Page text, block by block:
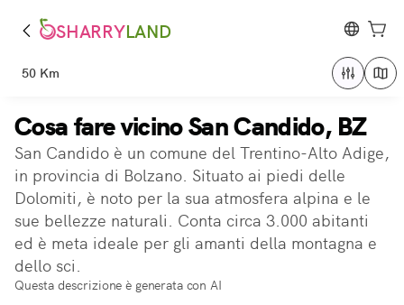
SHARRYLAND
50 Km
Cosa fare vicino San Candido, BZ
San Candido è un comune del Trentino-Alto Adige,
in provincia di Bolzano. Situato ai piedi delle
Dolomiti, è noto per la sua atmosfera alpina e le
sue bellezze naturali. Conta circa 3.000 abitanti
ed è meta ideale per gli amanti della montagna e
dello sci.
Questa descrizione è generata con AI